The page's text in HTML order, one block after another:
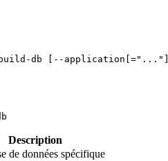
Description
de données spécifique